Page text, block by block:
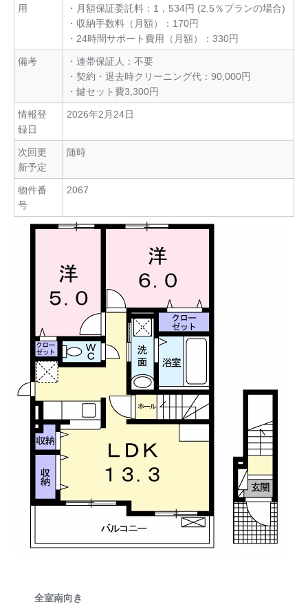
用
・月額保証委託料：1，534円 (2.5％プランの場合)
・収納手数料（月額）：170円
・24時間サポート費用（月額）：330円
備考
・連帯保証人：不要
・契約・退去時クリーニング代：90,000円
・鍵セット費3,300円
情報登
録日
2026年2月24日
次回更
新予定
随時
物件番
号
2067
全室南向き